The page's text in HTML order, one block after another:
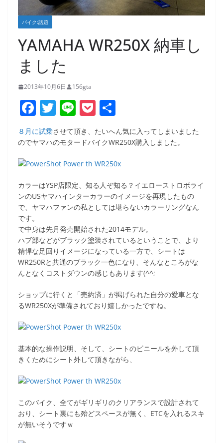
バイク:話題
YAMAHA WR250X 納車し
ました
2013年10月6日 156gta
F
a
c
b
o
o
T
w
itt
er
Li
n
e
P
o
ck
et
有
８月に試乗させて頂き、たいへん気に入ってしまいました
のでヤマハのモタードバイクWR250X購入しました。
カラーはYSP店限定、知る人ぞ知る？イエローストロボライ
ンのUSヤマハインターカラーのイメージを再現したもの
で、ヤマハファンの私としては堪らないカラーリングなん
です。
で中身は先月発売開始された2014モデル。
ハブ部などがブラック塗装されているということで、より
精悍な足回りイメージになっている一方で、シートは
WR250Rと共通のブラック一色になり、そんなところがな
んとなくコストダウンの感じもあります(^^;
ショップに行くと「売約済」が掲げられた自分の愛車とな
るWR250Xが準備されており嬉しかったですね。
基本的な操作説明、そして、シートのビニールを外して頂
きくためにシート外して頂きながら、
このバイク、全てがギリギリのクリアランスで設計されて
おり、シート裏にも殆どスペースが無く、ETCを入れるスキ
が無いそうですｗ